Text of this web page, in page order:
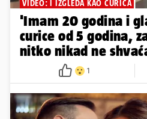
VIDEO: I IZGLEDA KAO CURICA
'Imam 20 godina i
curice od 5 godina,
nitko nikad ne
1